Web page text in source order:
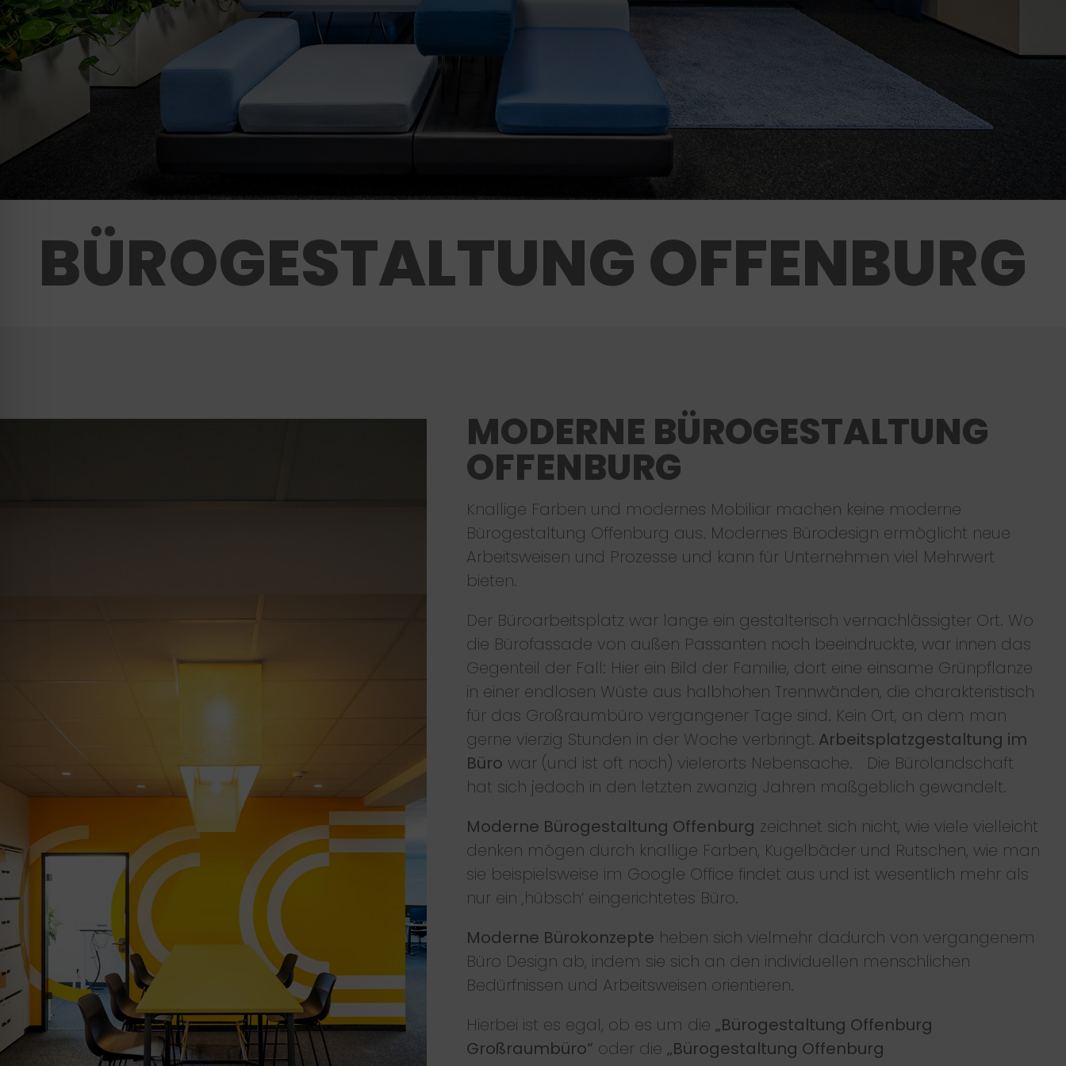
BÜROGESTALTUNG OFFENBURG
MODERNE BÜROGESTALTUNG
OFFENBURG
Knallige Farben und modernes Mobiliar machen keine moderne
Bürogestaltung Offenburg aus. Modernes Bürodesign ermöglicht neue
Arbeitsweisen und Prozesse und kann für Unternehmen viel Mehrwert
bieten.
Der Büroarbeitsplatz war lange ein gestalterisch vernachlässigter Ort. Wo
die Bürofassade von außen Passanten noch beeindruckte, war innen das
Gegenteil der Fall: Hier ein Bild der Familie, dort eine einsame Grünpflanze
in einer endlosen Wüste aus halbhohen Trennwänden, die charakteristisch
für das Großraumbüro vergangener Tage sind. Kein Ort, an dem man
gerne vierzig Stunden in der Woche verbringt. Arbeitsplatzgestaltung im
Büro war (und ist oft noch) vielerorts Nebensache. Die Bürolandschaft
hat sich jedoch in den letzten zwanzig Jahren maßgeblich gewandelt.
Moderne Bürogestaltung Offenburg zeichnet sich nicht, wie viele vielleicht
denken mögen durch knallige Farben, Kugelbäder und Rutschen, wie man
sie beispielsweise im Google Office findet aus und ist wesentlich mehr als
nur ein ‚hübsch‘ eingerichtetes Büro.
Moderne Bürokonzepte heben sich vielmehr dadurch von vergangenem
Büro Design ab, indem sie sich an den individuellen menschlichen
Bedürfnissen und Arbeitsweisen orientieren.
Hierbei ist es egal, ob es um die „Bürogestaltung Offenburg
Großraumbüro“ oder die „Bürogestaltung Offenburg